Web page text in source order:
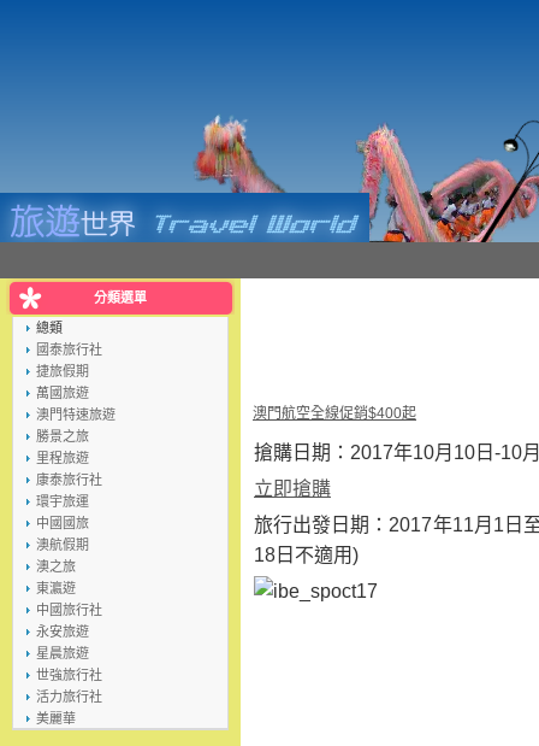
分類選單
總類
國泰旅行社
捷旅假期
萬國旅遊
澳門特速旅遊
勝景之旅
里程旅遊
康泰旅行社
環宇旅運
中國國旅
澳航假期
澳之旅
東瀛遊
中國旅行社
永安旅遊
星晨旅遊
世強旅行社
活力旅行社
美麗華
澳門航空全線促銷$400起
搶購日期：2017年10月10日-10
立即搶購
旅行出發日期：2017年11月1日
18日不適用)